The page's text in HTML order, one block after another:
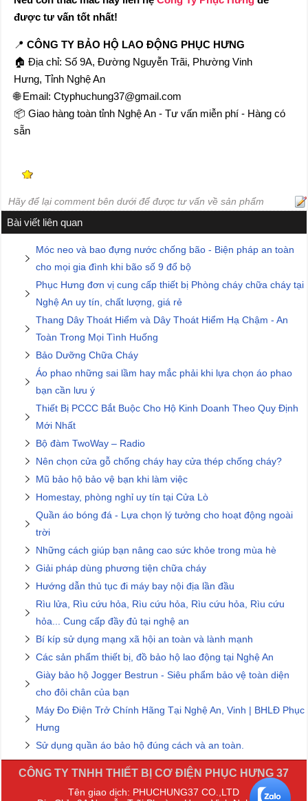
được tư vấn tốt nhất!
📍CÔNG TY BẢO HỘ LAO ĐỘNG PHỤC HƯNG
🏠 Địa chỉ: Số 9A, Đường Nguyễn Trãi, Phường Vinh
Hưng, Tỉnh Nghệ An
🌐 Email: Ctyphuchung37@gmail.com
📦 Giao hàng toàn tỉnh Nghệ An - Tư vấn miễn phí - Hàng có
sẵn
Hãy để lại comment bên dưới để được tư vấn về sản phẩm
Bài viết liên quan
Móc neo và bao đựng nước chống bão - Biện pháp an toàn
cho mọi gia đình khi bão số 9 đổ bộ
Phục Hưng đơn vị cung cấp thiết bị Phòng cháy chữa cháy tại
Nghệ An uy tín, chất lượng, giá rẻ
Thang Dây Thoát Hiểm và Dây Thoát Hiểm Hạ Chậm - An
Toàn Trong Mọi Tình Huống
Bảo Dưỡng Chữa Cháy
Áo phao những sai lầm hay mắc phải khi lựa chọn áo phao
bạn cần lưu ý
Thiết Bị PCCC Bắt Buộc Cho Hộ Kinh Doanh Theo Quy Định
Mới Nhất
Bộ đàm TwoWay – Radio
Nên chọn cửa gỗ chống cháy hay cửa thép chống cháy?
Mũ bảo hộ bảo vệ bạn khi làm việc
Homestay, phòng nghỉ uy tín tại Cửa Lò
Quần áo bóng đá - Lựa chọn lý tưởng cho hoạt động ngoài
trời
Những cách giúp bạn nâng cao sức khỏe trong mùa hè
Giải pháp dùng phương tiện chữa cháy
Hướng dẫn thủ tục đi máy bay nội địa lần đầu
Rìu lửa, Rìu cứu hỏa, Rìu cứu hỏa, Rìu cứu hỏa, Rìu cứu
hỏa... Cung cấp đầy đủ tại nghệ an
Bí kíp sử dụng mạng xã hội an toàn và lành mạnh
Các sản phẩm thiết bị, đồ bảo hộ lao động tại Nghệ An
Giày bảo hộ Jogger Bestrun - Siêu phẩm bảo vệ toàn diện
cho đôi chân của bạn
Máy Đo Điện Trở Chính Hãng Tại Nghệ An, Vinh | BHLĐ Phục
Hưng
Sử dụng quần áo bảo hộ đúng cách và an toàn.
CÔNG TY TNHH THIẾT BỊ CƠ ĐIỆN PHỤC HƯNG 37
Tên giao dịch: PHUCHUNG37 CO.,LTD